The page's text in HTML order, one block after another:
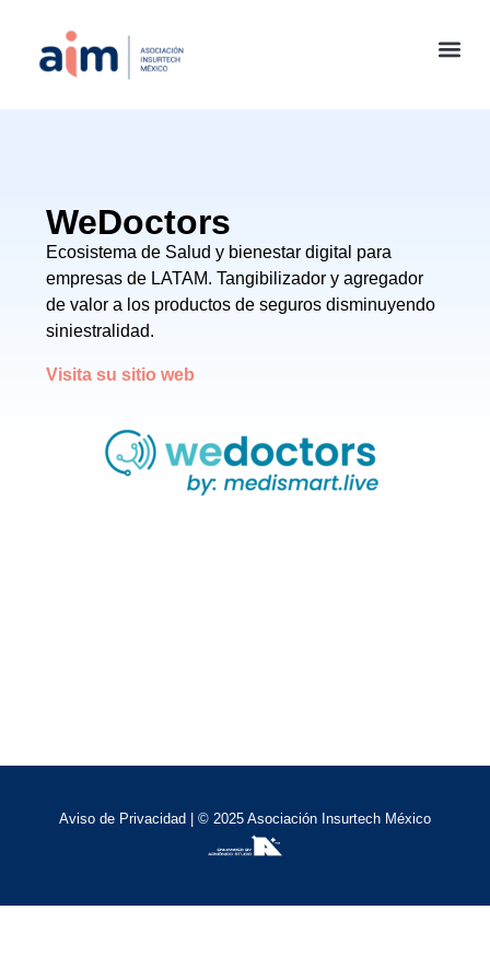
WeDoctors
Ecosistema de Salud y bienestar digital para
empresas de LATAM. Tangibilizador y agregador
de valor a los productos de seguros disminuyendo
siniestralidad.
Visita su sitio web
Aviso de Privacidad | © 2025 Asociación Insurtech México